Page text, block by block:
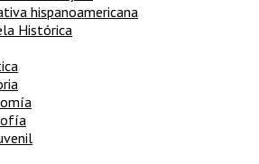
hispanoamericana
Histórica